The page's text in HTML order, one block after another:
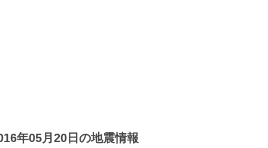
年05月20日の地震情報